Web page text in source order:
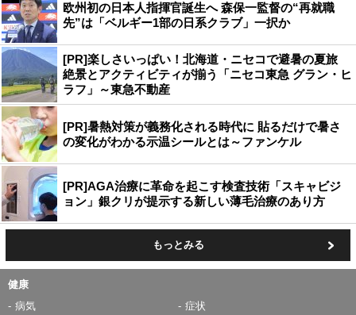
欧州初の日本人指揮官誕生へ 森保一監督の“再就職
先”は「ベルギー1部の日系クラブ」一択か
[PR]楽しさいっぱい！北海道・ニセコで避暑の夏旅
絶景とアクティビティが揃う「ニセコ東急 グラン・ヒ
ラフ」～東急不動産
[PR]暑熱対策が義務化される時代に 貼るだけで暑さ
の変化がわかる示温シールとは～ファンケル
[PR]AGA治療に革命を起こす検査技術「スキャビジ
ョン」銀クリが提示する新しい薄毛治療のあり方
もっとみる
健康
病気
症状